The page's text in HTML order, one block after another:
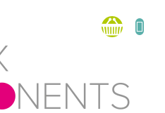
košík